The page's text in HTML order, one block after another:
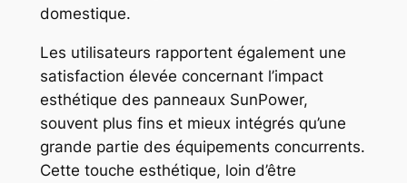
domestique.
Les utilisateurs rapportent également une
satisfaction élevée concernant l’impact
esthétique des panneaux SunPower,
souvent plus fins et mieux intégrés qu’une
grande partie des équipements concurrents.
Cette touche esthétique, loin d’être